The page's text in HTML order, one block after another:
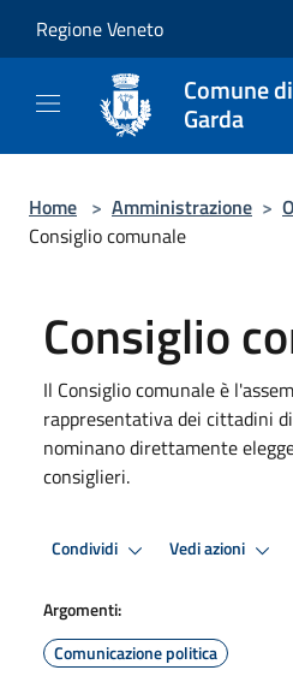
Regione Veneto
Comune
Garda
Home > Amministrazione >
Consiglio comunale
Consiglio
Il Consiglio comunale è
rappresentativa dei cittadini
nominano direttamente
consiglieri.
Condividi Vedi azioni
Argomenti:
Comunicazione politica